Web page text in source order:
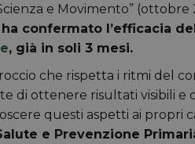
e Movimento”
ha confermato l’efficacia
, già in soli 3 mesi.
che rispetta i ritmi del
di ottenere risultati visibili e
questi aspetti ai propri
e Prevenzione